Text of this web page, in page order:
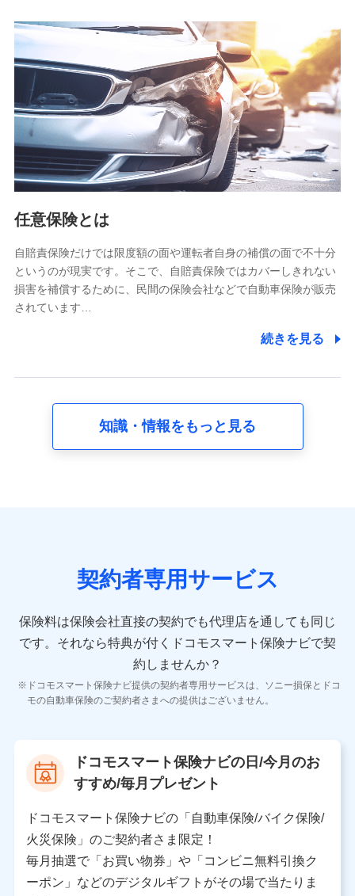
【共同して利用される利用データの項目】
当社又は株式会社NTTドコモがサービス提供等を通じて取得
した、以下の情報などの個人データ
基本情報
氏名、電話番号、メールアドレス、お客さまの識別子、
属性、連絡先、dポイントサービスのご利用に関する情
報。例として、dポイントカード番号、性別、年齢、家族
構成、住所、dポイント残高、dポイント利用履歴などが
含まれます。
当社又は株式会社NTTドコモが提供する各種サービスな
又は株式会社NTTドコモが提供する各種サービスのご契
約状態・ご利用履歴インターネット利用時の行動に関す
る情報、アプリケーション利用時の行動に関する情報、
購入されたサービスや商品の名称・購入場所・決済に関
する情報、アンケートの回答に関する情報などが含まれ
の内容、保険料、保険料のお支払方法、車のメーカーや
走行距離などの情報、建物の構造や築年数などの情報、
険契約に関する情報。例として、保険契約者及び被保険
者の氏名、住所、生年月日、性別、保険契約者と被保険
報、建物の構造や築年数などの情報、ペットの種類や年
齢などの情報などが含まれます。
【共同して利用する者の範囲】
当社
当社又は株式会社NTTドコモが提供する保険関連サービ
スにおけるユーザ登録受付および管理のため
を受けている保険会社・提携会社の保険その他に関する
情報を提供するため、また維持管理等の委託業務遂行の
ため、またそれらに付帯、関連する当社、株式会社NTT
ドコモおよび提携会社のサービスを案内、提供するため
（各サービスで取得したサービス利用履歴、ウェブサイ
トの閲覧履歴、購買履歴、ご契約内容等のパーソナルデ
任意保険とは
自賠責保険だけでは限度額の面や運転者自身の補償の面で不十分
というのが現実です。そこで、自賠責保険ではカバーしきれない
損害を補償するために、民間の保険会社などで自動車保険が販売
されています…
続きを見る
知識・情報をもっと見る
契約者専用サービス
保険料は保険会社直接の契約でも代理店を通しても同じ
です。 それなら特典が付くドコモスマート保険ナビで契
約しませんか？
ドコモスマート保険ナビ提供の契約者専用サービスは、ソニー損保とドコ
モの自動車保険のご契約者さまへの提供はございません。
ドコモスマート保険ナビの日/今月のお
すすめ/毎月プレゼント
ドコモスマート保険ナビの「自動車保険/バイク保険/
火災保険」のご契約者さま限定！
毎月抽選で「お買い物券」や「コンビニ無料引換ク
ーポン」などのデジタルギフトがその場で当たりま